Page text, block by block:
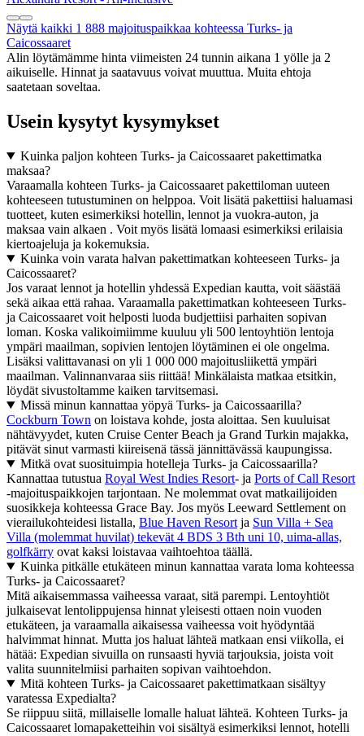
Näytä kaikki 1 888 majoituspaikkaa kohteessa Turks- ja
Caicossaaret
Alin löytämämme hinta viimeisten 24 tunnin aikana 1 yölle ja 2
aikuiselle. Hinnat ja saatavuus voivat muuttua. Muita ehtoja
saatetaan soveltaa.
Usein kysytyt kysymykset
Kuinka paljon kohteen Turks- ja Caicossaaret pakettimatka
maksaa?
Varaamalla kohteen Turks- ja Caicossaaret pakettiloman uuteen
kohteeseen tutustuminen on helppoa. Voit lisätä pakettiisi haluamasi
tuotteet, kuten esimerkiksi hotellin, lennot ja vuokra-auton, ja
maksaa vain alkaen . Voit myös lisätä lomaasi esimerkiksi erilaisia
kiertoajeluja ja kokemuksia.
Kuinka voin varata halvan pakettimatkan kohteeseen Turks- ja
Caicossaaret?
Jos varaat lennot ja hotellin yhdessä Expedian kautta, voit säästää
sekä aikaa että rahaa. Varaamalla pakettimatkan kohteeseen Turks-
ja Caicossaaret voit helposti luoda budjettiisi parhaiten sopivan
loman. Koska valikoimiimme kuuluu yli 500 lentoyhtiön lentoja
ympäri maailman, sopivien lentojen löytäminen ei ole ongelma.
Lisäksi valittavanasi on yli 1 000 000 majoitusliikettä ympäri
maailman. Valinnanvaraa siis riittää! Minkälaista matkaa etsitkin,
löydät sivustoltamme kaiken tarvitsemasi.
Missä minun kannattaa yöpyä Turks- ja Caicossaarilla?
Cockburn Town on loistava kohde, josta aloittaa. Sen kuuluisat
nähtävyydet, kuten Cruise Center Beach ja Grand Turkin majakka,
pitävät sinut varmasti kiireisenä tässä jännittävässä kaupungissa.
Mitkä ovat suosituimpia hotelleja Turks- ja Caicossaarilla?
Kannattaa tutustua Royal West Indies Resort- ja Ports of Call Resort
-majoituspaikkojen tarjontaan. Ne molemmat ovat matkailijoiden
suosikkeja kohteessa Grace Bay. Jos myös Leeward Settlement on
vierailukohteidesi listalla, Blue Haven Resort ja Sun Villa + Sea
Villa (molemmat huvilat) tekevät 4 BDS 3 Bth uni 10, uima-allas,
golfkärry ovat kaksi loistavaa vaihtoehtoa täällä.
Kuinka pitkälle etukäteen minun kannattaa varata loma kohteessa
Turks- ja Caicossaaret?
Mitä aikaisemmassa vaiheessa varaat, sitä parempi. Lentoyhtiöt
julkaisevat lentolippujensa hinnat yleisesti ottaen noin vuoden
etukäteen, ja varaamalla aikaisessa vaiheessa voit hyödyntää
halvimmat hinnat. Mutta jos haluat lähteä matkaan ensi viikolla, ei
hätää: Expedian sivuilla on runsaasti hyviä tarjouksia, joista voit
valita suunnitelmiisi parhaiten sopivan vaihtoehdon.
Mitä kohteen Turks- ja Caicossaaret pakettimatkaan sisältyy
varatessa Expedialta?
Se riippuu siitä, millaiselle lomalle haluat lähteä. Kohteen Turks- ja
Caicossaaret lomapaketteihin voi sisältyä esimerkiksi lennot, hotelli